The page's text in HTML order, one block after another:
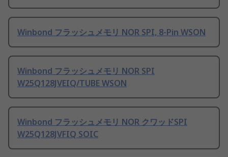
Winbond フラッシュメモリ NOR SPI, 8-Pin WSON
Winbond フラッシュメモリ NOR SPI
W25Q128JVEIQ/TUBE WSON
Winbond フラッシュメモリ NOR クワッドSPI
W25Q128JVFIQ SOIC